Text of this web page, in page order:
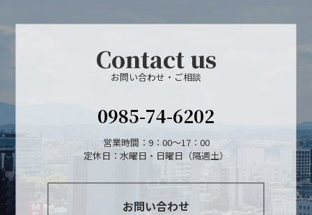
Contact us
お問い合わせ・ご相談
0985-74-6202
営業時間：9：00～17：00
定休日：水曜日・日曜日（隔週土）
お問い合わせ